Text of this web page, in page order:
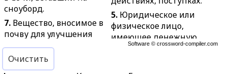
сноуборд.
7. Вещество, вносимое в
почву для улучшения
питания растений и
повышения
урожайности.
5. Юридическое или
физическое лицо,
имеющее денежную
или имущественную
Software ©crossword-compiler.com
Очистить